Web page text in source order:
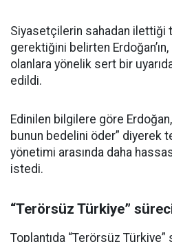
Siyasetçilerin sahadan ilettiği
gerektiğini belirten
olanlara yönelik sert bir
edildi.
Edinilen bilgilere göre Erdoğan,
bunun bedelini öder” diyerek
yönetimi arasında daha
istedi.
“Terörsüz Türkiye”
Toplantıda “Terörsüz Türkiye”